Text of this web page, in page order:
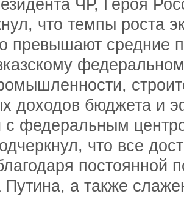
ЧР, Героя
что темпы роста
превышают средние
доходов бюджета и
с федеральным
что все
постоянной
а также